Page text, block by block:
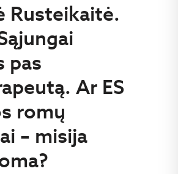
Rusteikaitė.
pas
Ar ES
romų
– misija